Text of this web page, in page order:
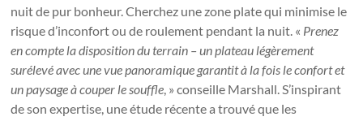
nuit de pur bonheur. Cherchez une zone plate qui minimise le
risque d’inconfort ou de roulement pendant la nuit. « Prenez
en compte la disposition du terrain – un plateau légèrement
surélevé avec une vue panoramique garantit à la fois le confort et
un paysage à couper le souffle, » conseille Marshall. S’inspirant
de son expertise, une étude récente a trouvé que les